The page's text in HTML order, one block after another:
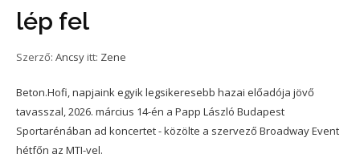
lép fel
Szerző: Ancsy itt: Zene
Beton.Hofi, napjaink egyik legsikeresebb hazai előadója jövő
tavasszal, 2026. március 14-én a Papp László Budapest
Sportarénában ad koncertet - közölte a szervező Broadway Event
hétfőn az MTI-vel.